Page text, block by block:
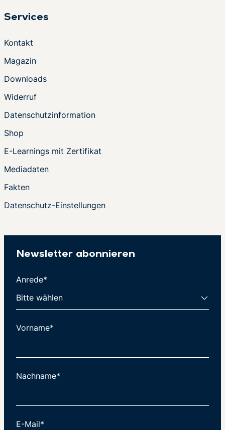
Services
Kontakt
Magazin
Downloads
Widerruf
Datenschutzinformation
Shop
E-Learnings mit Zertifikat
Mediadaten
Fakten
Datenschutz-Einstellungen
Newsletter abonnieren
Anrede*
Vorname*
Nachname*
E-Mail*